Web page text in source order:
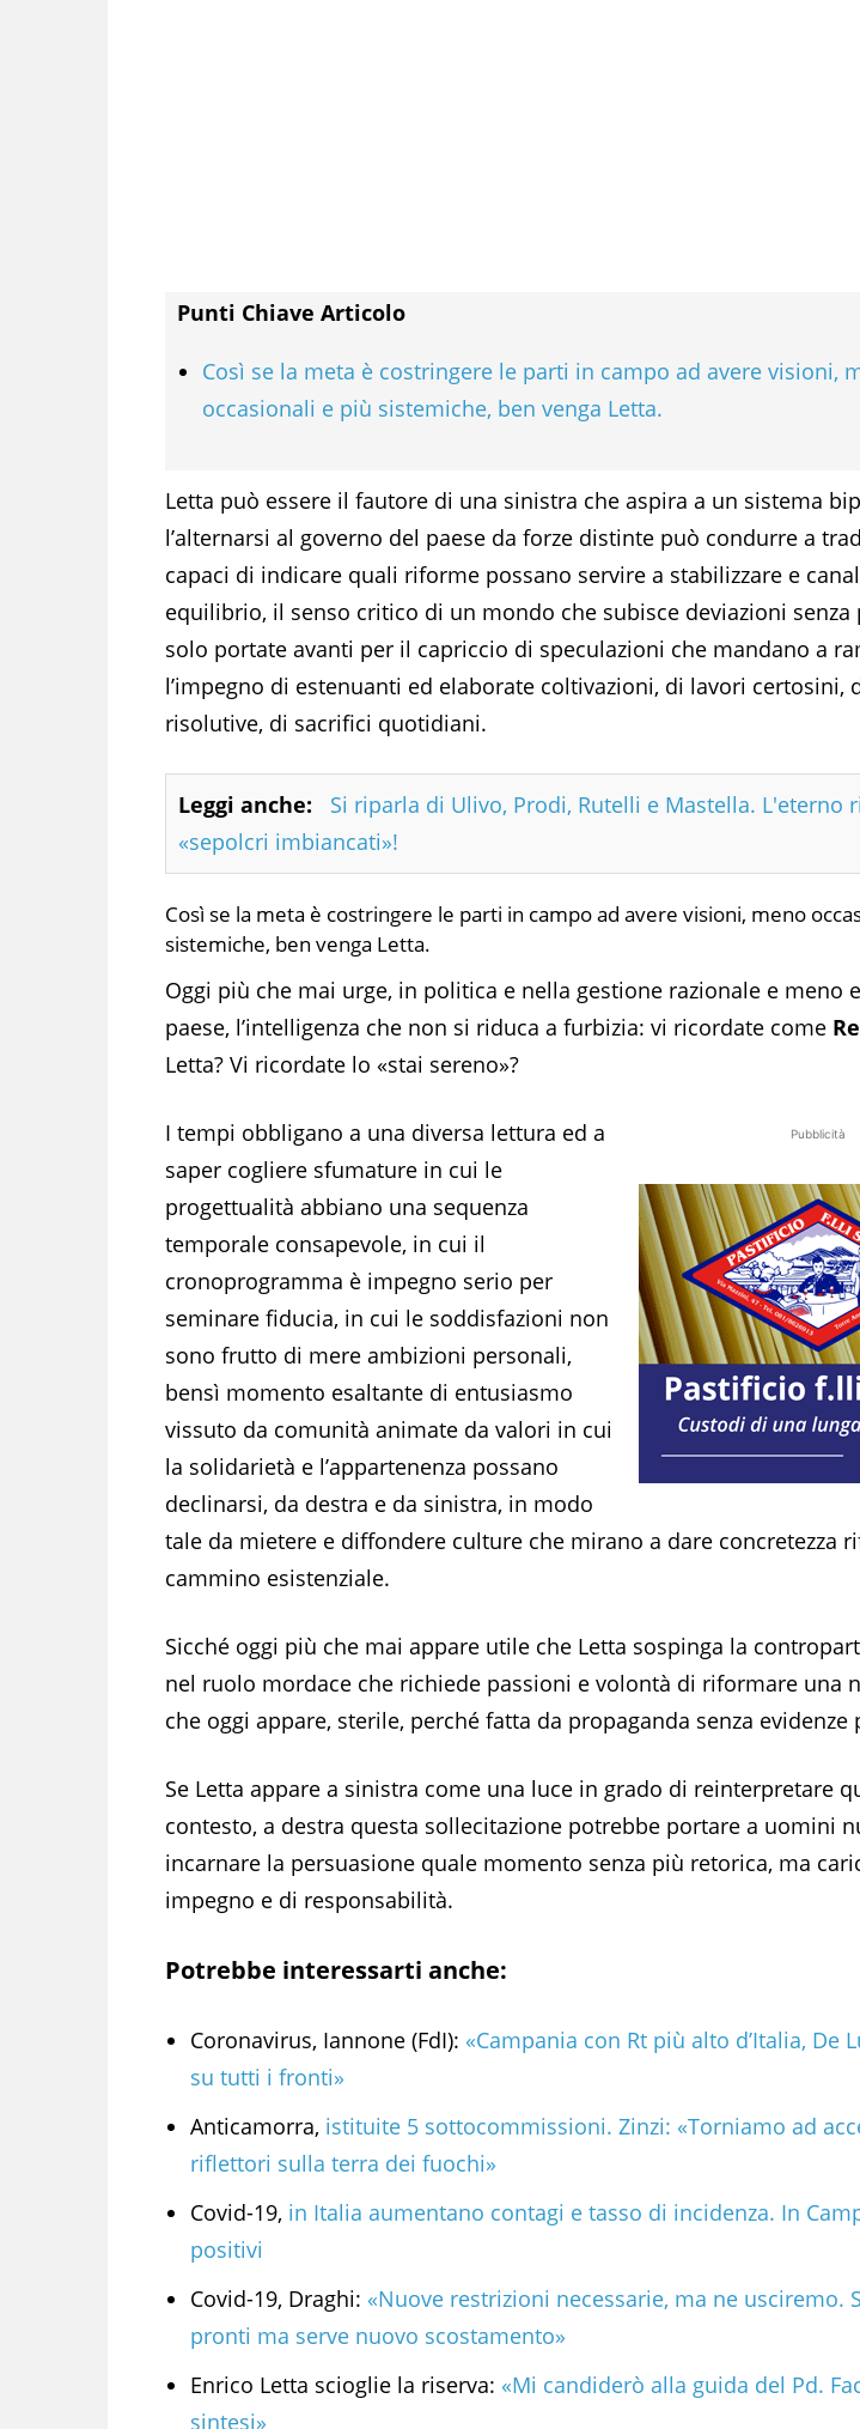
Punti Chiave Articolo
Così se la meta è costringere le parti in campo ad avere visioni,
occasionali e più sistemiche, ben venga Letta.
Letta può essere il fautore di una sinistra che aspira a un sistema
l’alternarsi al governo del paese da forze distinte può condurre a
capaci di indicare quali riforme possano servire a stabilizzare e
equilibrio, il senso critico di un mondo che subisce deviazioni senza
solo portate avanti per il capriccio di speculazioni che mandano a
l’impegno di estenuanti ed elaborate coltivazioni, di lavori certosini,
risolutive, di sacrifici quotidiani.
Leggi anche:
Si riparla di Ulivo, Prodi, Rutelli e Mastella. L'eterno
«sepolcri imbiancati»!
Così se la meta è costringere le parti in campo ad avere visioni, meno
sistemiche, ben venga Letta.
Oggi più che mai urge, in politica e nella gestione razionale e meno
paese, l’intelligenza che non si riduca a furbizia: vi ricordate come
Letta? Vi ricordate lo «stai sereno»?
Pubblicità
I tempi obbligano a una diversa lettura ed a
saper cogliere sfumature in cui le
progettualità abbiano una sequenza
temporale consapevole, in cui il
cronoprogramma è impegno serio per
seminare fiducia, in cui le soddisfazioni non
sono frutto di mere ambizioni personali,
bensì momento esaltante di entusiasmo
vissuto da comunità animate da valori in cui
la solidarietà e l’appartenenza possano
declinarsi, da destra e da sinistra, in modo
tale da mietere e diffondere culture che mirano a dare concretezza
cammino esistenziale.
Sicché oggi più che mai appare utile che Letta sospinga la
nel ruolo mordace che richiede passioni e volontà di riformare una
che oggi appare, sterile, perché fatta da propaganda senza evidenze
Se Letta appare a sinistra come una luce in grado di reinterpretare
contesto, a destra questa sollecitazione potrebbe portare a uomini
incarnare la persuasione quale momento senza più retorica, ma
impegno e di responsabilità.
Potrebbe interessarti anche:
Coronavirus, Iannone (FdI): «Campania con Rt più alto d’Italia, De
su tutti i fronti»
Anticamorra, istituite 5 sottocommissioni. Zinzi: «Torniamo ad
riflettori sulla terra dei fuochi»
Covid-19, in Italia aumentano contagi e tasso di incidenza. In
positivi
Covid-19, Draghi: «Nuove restrizioni necessarie, ma ne usciremo.
pronti ma serve nuovo scostamento»
Enrico Letta scioglie la riserva: «Mi candiderò alla guida del Pd.
sintesi»